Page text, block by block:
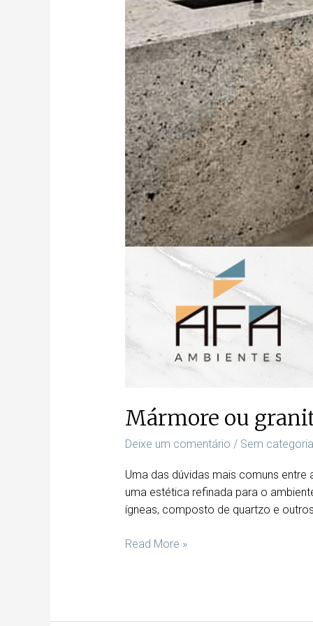
Mármore ou
Deixe um comentário / Sem categoria
Uma das dúvidas mais comuns
uma estética refinada para o
ígneas, composto de quartzo e
Read More »